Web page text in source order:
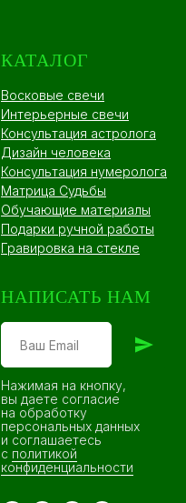
КАТАЛОГ
Восковые свечи
Интерьерные свечи
Консультация астролога
Дизайн человека
Консультация нумеролога
Матрица Судьбы
Обучающие материалы
Подарки ручной работы
Гравировка на стекле
НАПИСАТЬ НАМ
Нажимая на кнопку,
вы даете согласие
на обработку
персональных данных
и соглашаетесь
c политикой
конфиденциальности